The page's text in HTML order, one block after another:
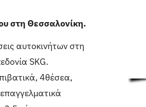
στη Θεσσαλονίκη.
αυτοκινήτων στη
SKG.
4θέσεα,